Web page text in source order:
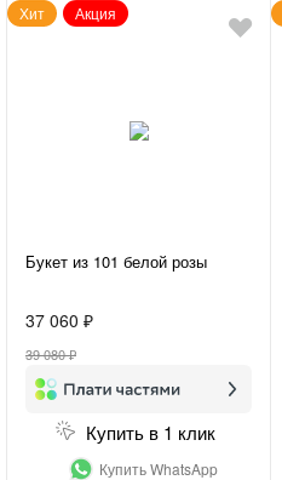
Хит Акция
Букет из 101 белой розы
37 060 ₽
39 080 ₽
Купить в 1 клик
Купить WhatsApp